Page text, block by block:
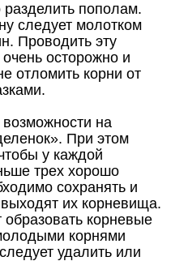
пополам.
следует молотком
Проводить эту
осторожно и
отломить корни от
возможности на
При этом
у каждой
трех хорошо
сохранять и
их корневища.
корневые
корнями
удалить или